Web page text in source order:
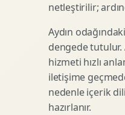
Uluslararasi SEO
SEO Icerik Stratejisi
Schema Markup Optimizasyonu
netleştirilir;
Aydın
dengede tutulur.
hizmeti hızlı
iletişime
nedenle içerik
hazırlanır.